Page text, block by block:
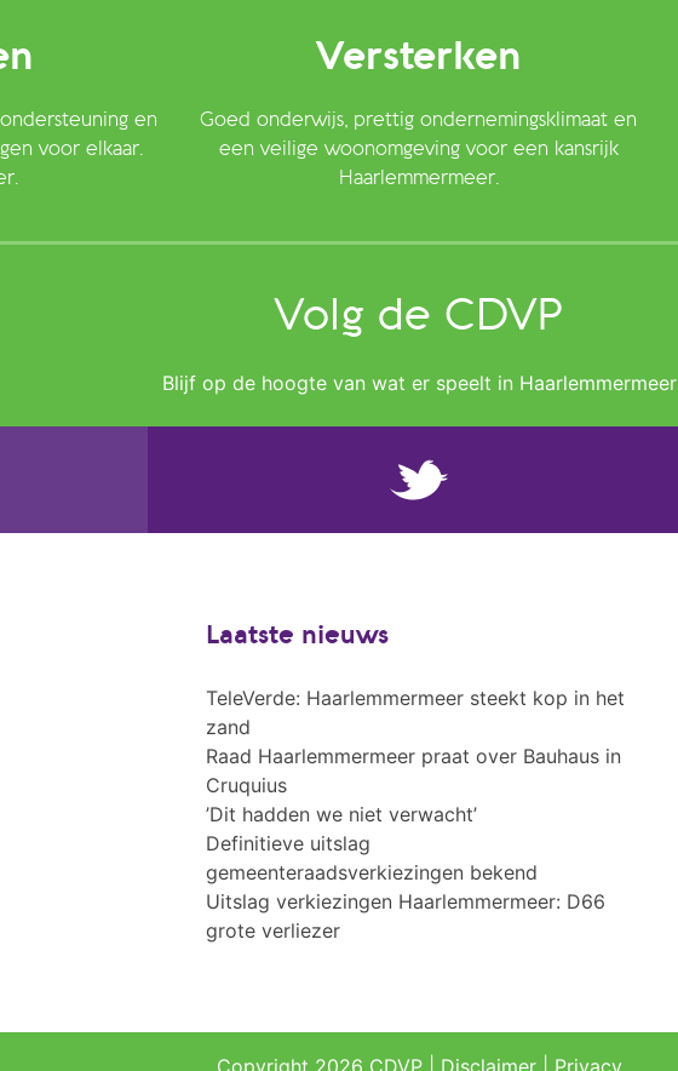
en
voor elkaar.
Versterken
Goed onderwijs, prettig ondernemingsklimaat en
een veilige woonomgeving voor een kansrijk
Haarlemmermeer.
Volg de CDVP
Blijf op de hoogte van wat er speelt in Haarlemmermeer
Laatste nieuws
TeleVerde: Haarlemmermeer steekt kop in het
zand
Raad Haarlemmermeer praat over Bauhaus in
Cruquius
’Dit hadden we niet verwacht’
Definitieve uitslag
gemeenteraadsverkiezingen bekend
Uitslag verkiezingen Haarlemmermeer: D66
grote verliezer
Copyright 2026 CDVP | Disclaimer| Privacy